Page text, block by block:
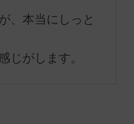
、本当にしっと
じがします。